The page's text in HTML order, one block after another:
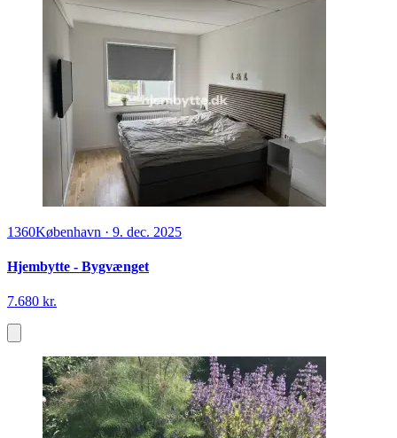
1360København · 9. dec. 2025
Hjembytte - Bygvænget
7.680 kr.